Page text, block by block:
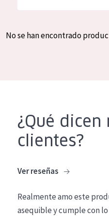
Crema de día
Crema de noche
Limpieza
Spanish
No se han encontrado
¿Qué dicen
clientes?
Ver reseñas
Realmente amo este
asequible y cumple con